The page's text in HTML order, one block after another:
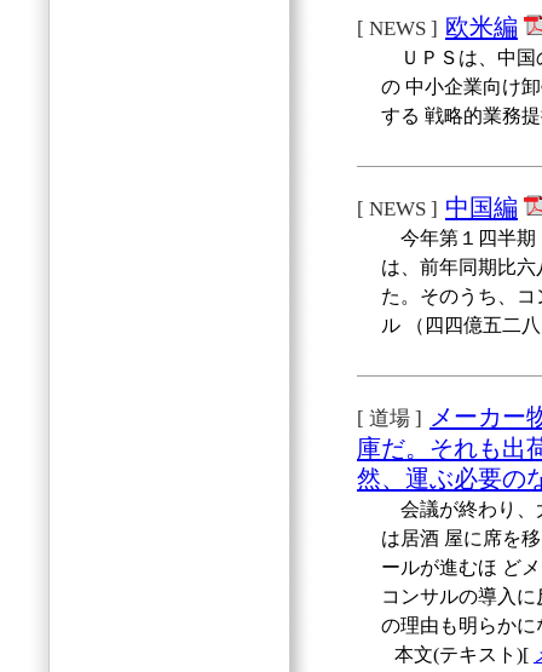
[ NEWS ] 欧米編
ＵＰＳは、中国
の 中小企業向け
する 戦略的業務
[ NEWS ] 中国編
今年第１四半期
は、前年同期比
た。そのうち、
ル （四四億五二
[ 道場 ] メーカー
庫だ。それも出
然、運ぶ必要の
会議が終わり、
は居酒 屋に席を
ールが進むほ ど
コンサルの導入
の理由も明らかに
本文(テキスト)[